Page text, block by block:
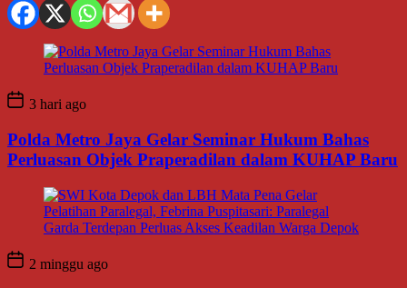
3 hari ago
Polda Metro Jaya Gelar Seminar Hukum Bahas
Perluasan Objek Praperadilan dalam KUHAP Baru
2 minggu ago